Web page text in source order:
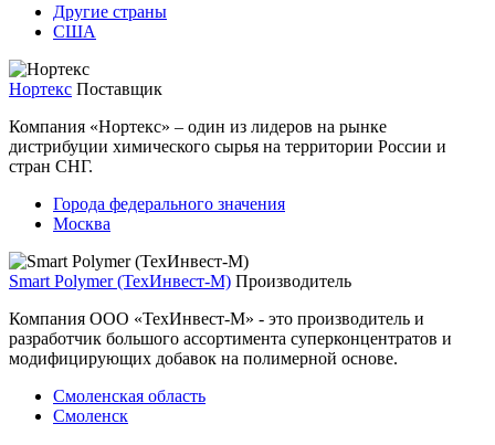
Другие страны
США
Нортекс Поставщик
Компания «Нортекс» – один из лидеров на рынке
дистрибуции химического сырья на территории России и
стран СНГ.
Города федерального значения
Москва
Smart Polymer (ТехИнвест-М) Производитель
Компания ООО «ТехИнвест-М» - это производитель и
разработчик большого ассортимента суперконцентратов и
модифицирующих добавок на полимерной основе.
Смоленская область
Смоленск